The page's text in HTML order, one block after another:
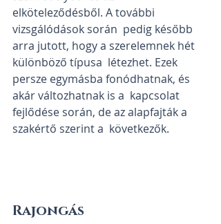
elköteleződésből. A további
vizsgálódások során  pedig később
arra jutott, hogy a szerelemnek hét
különböző típusa  létezhet. Ezek
persze egymásba fonódhatnak, és
akár változhatnak is a  kapcsolat
fejlődése során, de az alapfajták a
szakértő szerint a  következők.
Rajongás